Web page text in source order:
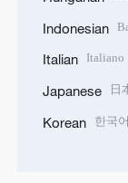
Indonesian
Italian Italiano
Japanese 日
Korean 한국어